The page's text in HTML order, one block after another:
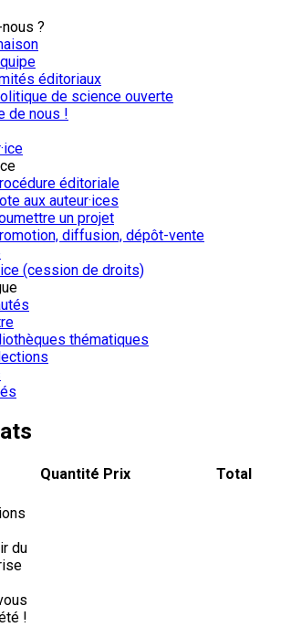
?
éditoriaux
de science ouverte
de nous !
éditoriale
aux auteur·ices
un projet
diffusion, dépôt-vente
(cession de droits)
thématiques
du
!
Quantité Prix Total